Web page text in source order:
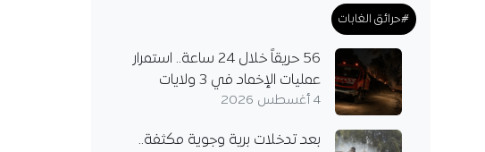
#حرائق الغابات
56 حريقاً خلال 24 ساعة.. استمرار
عمليات الإخماد في 3 ولايات
4 أغسطس 2026
بعد تدخلات برية وجوية مكثفة..